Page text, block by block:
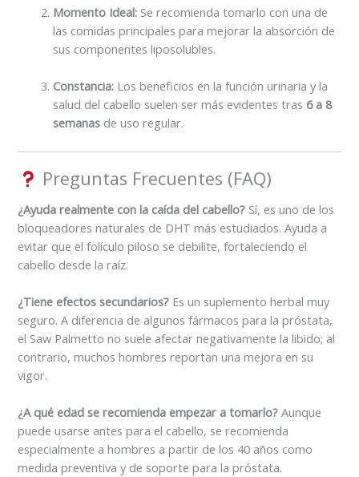
Momento Ideal: Se recomienda tomarlo con una de
las comidas principales para mejorar la absorción de
sus componentes liposolubles.
Constancia: Los beneficios en la función urinaria y la
salud del cabello suelen ser más evidentes tras 6 a 8
semanas de uso regular.
Preguntas Frecuentes (FAQ)
¿Ayuda realmente con la caída del cabello? Sí, es uno de los
bloqueadores naturales de DHT más estudiados. Ayuda a
evitar que el folículo piloso se debilite, fortaleciendo el
cabello desde la raíz.
¿Tiene efectos secundarios? Es un suplemento herbal muy
seguro. A diferencia de algunos fármacos para la próstata,
el Saw Palmetto no suele afectar negativamente la libido; al
contrario, muchos hombres reportan una mejora en su
vigor.
¿A qué edad se recomienda empezar a tomarlo? Aunque
puede usarse antes para el cabello, se recomienda
especialmente a hombres a partir de los 40 años como
medida preventiva y de soporte para la próstata.